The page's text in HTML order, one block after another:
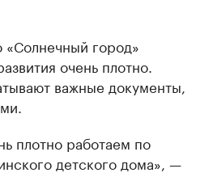
«Солнечный город»
очень плотно.
важные документы,
плотно работаем по
детского дома», —